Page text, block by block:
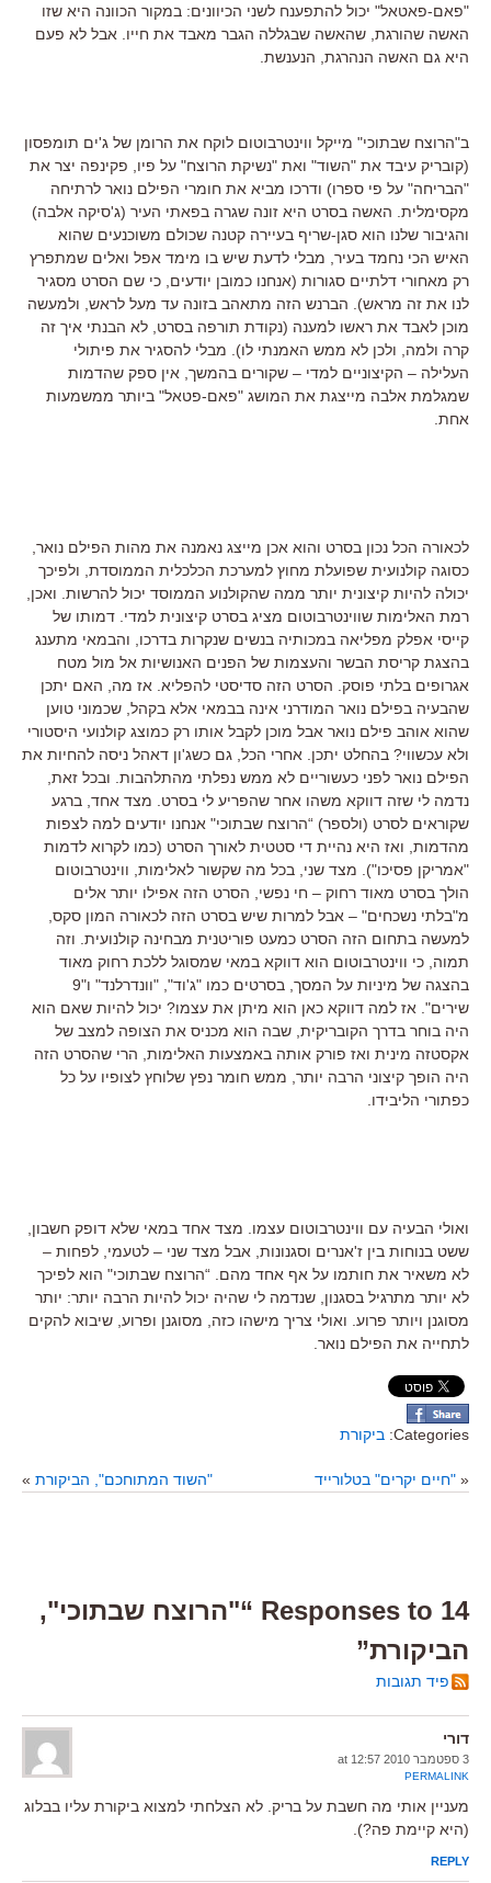
"פאם-פאטאל" יכול להתפענח לשני הכיוונים: במקור הכוונה היא שזו
האשה שהורגת, שהאשה שבגללה הגבר מאבד את חייו. אבל לא פעם
היא גם האשה הנהרגת, הנענשת.
ב"הרוצח שבתוכי" מייקל ווינטרבוטום לוקח את הרומן של ג'ים תומפסון
(קובריק עיבד את "השוד" ואת "נשיקת הרוצח" על פיו, פקינפה יצר את
"הבריחה" על פי ספרו) ודרכו מביא את חומרי הפילם נואר לרתיחה
מקסימלית. האשה בסרט היא זונה שגרה בפאתי העיר (ג'סיקה אלבה)
והגיבור שלנו הוא סגן-שריף בעיירה קטנה שכולם משוכנעים שהוא
האיש הכי נחמד בעיר, מבלי לדעת שיש בו מימד אפל ואלים שמתפרץ
רק מאחורי דלתיים סגורות (אנחנו כמובן יודעים, כי שם הסרט מסגיר
לנו את זה מראש). הברנש הזה מתאהב בזונה עד מעל לראש, ולמעשה
מוכן לאבד את ראשו למענה (נקודת תורפה בסרט, לא הבנתי איך זה
קרה ולמה, ולכן לא ממש האמנתי לו). מבלי להסגיר את פיתולי
העלילה – הקיצוניים למדי – שקורים בהמשך, אין ספק שהדמות
שמגלמת אלבה מייצגת את המושג "פאם-פטאל" ביותר ממשמעות
אחת.
לכאורה הכל נכון בסרט והוא אכן מייצג נאמנה את מהות הפילם נואר,
כסוגה קולנועית שפועלת מחוץ למערכת הכלכלית הממוסדת, ולפיכך
יכולה להיות קיצונית יותר ממה שהקולנוע הממוסד יכול להרשות. ואכן,
רמת האלימות שווינטרבוטום מציג בסרט קיצונית למדי. דמותו של
קייסי אפלק מפליאה במכותיה בנשים שנקרות בדרכו, והבמאי מתענג
בהצגת קריסת הבשר והעצמות של הפנים האנושיות אל מול מטח
אגרופים בלתי פוסק. הסרט הזה סדיסטי להפליא. אז מה, האם יתכן
שהבעיה בפילם נואר המודרני אינה בבמאי אלא בקהל, שכמוני טוען
שהוא אוהב פילם נואר אבל מוכן לקבל אותו רק כמוצג קולנועי היסטורי
ולא עכשווי? בהחלט יתכן. אחרי הכל, גם כשג'ון דאהל ניסה להחיות את
הפילם נואר לפני כעשוריים לא ממש נפלתי מהתלהבות. ובכל זאת,
נדמה לי שזה דווקא משהו אחר שהפריע לי בסרט. מצד אחד, ברגע
שקוראים לסרט (ולספר) “הרוצח שבתוכי" אנחנו יודעים למה לצפות
מהדמות, ואז היא נהיית די סטטית לאורך הסרט (כמו לקרוא לדמות
"אמריקן פסיכו"). מצד שני, בכל מה שקשור לאלימות, ווינטרבוטום
הולך בסרט מאוד רחוק – חי נפשי, הסרט הזה אפילו יותר אלים
מ"בלתי נשכחים" – אבל למרות שיש בסרט הזה לכאורה המון סקס,
למעשה בתחום הזה הסרט כמעט פוריטנית מבחינה קולנועית. וזה
תמוה, כי ווינטרבוטום הוא דווקא במאי שמסוגל ללכת רחוק מאוד
בהצגה של מיניות על המסך, בסרטים כמו "ג'וד", "וונדרלנד" ו"9
שירים". אז למה דווקא כאן הוא מיתן את עצמו? יכול להיות שאם הוא
היה בוחר בדרך הקובריקית, שבה הוא מכניס את הצופה למצב של
אקסטזה מינית ואז פורק אותה באמצעות האלימות, הרי שהסרט הזה
היה הופך קיצוני הרבה יותר, ממש חומר נפץ שלוחץ לצופיו על כל
כפתורי הליבידו.
ואולי הבעיה עם ווינטרבוטום עצמו. מצד אחד במאי שלא דופק חשבון,
ששט בנוחות בין ז'אנרים וסגנונות, אבל מצד שני – לטעמי, לפחות –
לא משאיר את חותמו על אף אחד מהם. “הרוצח שבתוכי" הוא לפיכך
לא יותר מתרגיל בסגנון, שנדמה לי שהיה יכול להיות הרבה יותר: יותר
מסוגנן ויותר פרוע. ואולי צריך מישהו כזה, מסוגנן ופרוע, שיבוא להקים
לתחייה את הפילם נואר.
Categories: ביקורת
« "חיים יקרים" בטלורייד "השוד המתוחכם", הביקורת »
14 Responses to “"הרוצח שבתוכי",
הביקורת”
פיד תגובות
דורי
3 ספטמבר 2010 at 12:57
PERMALINK
מעניין אותי מה חשבת על בריק. לא הצלחתי למצוא ביקורת עליו בבלוג
(היא קיימת פה?).
REPLY